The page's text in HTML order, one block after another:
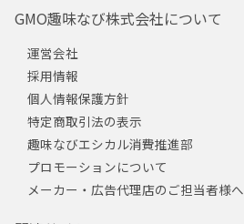
GMO趣味なび株式会社について
運営会社
採用情報
個人情報保護方針
特定商取引法の表示
趣味なびエシカル消費推進部
プロモーションについて
メーカー・広告代理店のご担当者様へ